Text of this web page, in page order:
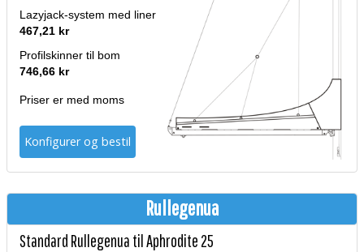
Lazyjack-system med liner
467,21 kr
Profilskinner til bom
746,66 kr
Priser er med moms
Konfigurer og bestil
Rullegenua
Standard Rullegenua til Aphrodite 25